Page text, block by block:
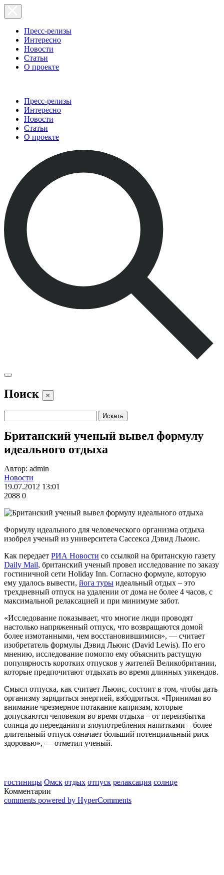
Пресс-релизы
Интересно
Новости
Статьи
О проекте
Пресс-релизы
Интересно
Новости
Статьи
О проекте
Поиск ×
Британский ученый вывел формулу
идеального отдыха
Автор: admin
Новости
19.07.2012 13:01
2088 0
Формулу идеального для человеческого организма отдыха
изобрел ученый из университета Сассекса Дэвид Льюис.
Как передает РИА Новости со ссылкой на британскую газету
Daily Mail, британский ученый провел исследование по заказу
гостиничной сети Holiday Inn. Согласно формуле, которую
ему удалось вывести, йога туры идеальный отдых – это
трехдневный отпуск на удалении от дома не более 4 часов, с
максимальной релаксацией и при минимуме забот.
«Исследование показывает, что многие люди проводят
настолько напряженный отпуск, что возвращаются домой
более измотанными, чем восстановившимися», — считает
изобретатель формулы Дэвид Льюис (David Lewis). По его
мнению, исследование помогло ему объяснить растущую
популярность коротких отпусков у жителей Великобритании,
которые предпочитают отдыхать во время длинных уикендов.
Смысл отпуска, как считает Льюис, состоит в том, чтобы дать
организму зарядиться энергией, взбодриться. «Принимая во
внимание чрезмерное потакание капризам, которые
допускаются человеком во время отдыха – от переизбытка
солнца до переедания и злоупотребления напитками – более
длительный отпуск означает больший потенциальный риск
здоровью», — отметил ученый.
гостиницы Омск отдых отпуск релаксация солнце
Комментарии
comments powered by HyperComments